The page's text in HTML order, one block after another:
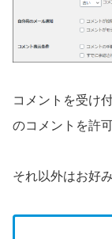
コメントを受け
のコメントを許
それ以外はお好